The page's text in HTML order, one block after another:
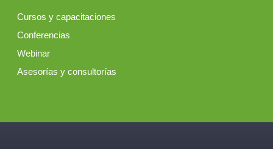
Cursos y capacitaciones
Conferencias
Webinar
Asesorías y consultorías